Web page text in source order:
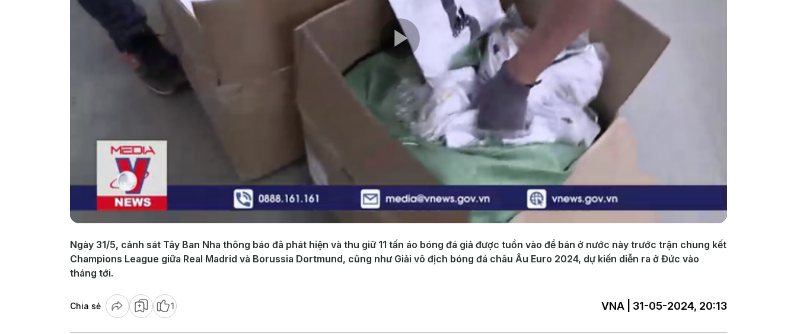
Play
Video
Ngày 31/5, cảnh sát Tây Ban Nha thông báo đã phát hiện và thu giữ 11 tấn áo bóng đá giả được tuồn vào để bán ở nước này trước trận chung kết
Champions League giữa Real Madrid và Borussia Dortmund, cũng như Giải vô địch bóng đá châu Âu Euro 2024, dự kiến diễn ra ở Đức vào
tháng tới.
Chia sẻ 1 VNA | 31-05-2024, 20:13